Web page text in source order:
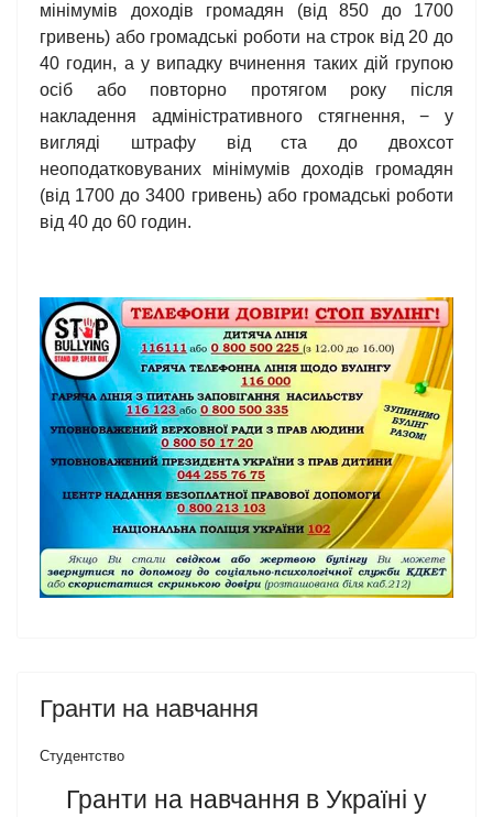
мінімумів доходів громадян (від 850 до 1700
гривень) або громадські роботи на строк від 20 до
40 годин, а у випадку вчинення таких дій групою
осіб або повторно протягом року після
накладення адміністративного стягнення, − у
вигляді штрафу від ста до двохсот
неоподатковуваних мінімумів доходів громадян
(від 1700 до 3400 гривень) або громадські роботи
від 40 до 60 годин.
Гранти на навчання
Студентство
Гранти на навчання в Україні у